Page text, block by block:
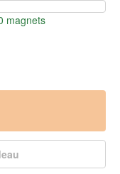
magnets